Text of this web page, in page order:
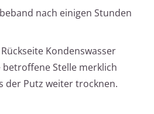
nach einigen Stunden
Kondenswasser
Stelle merklich
der Putz weiter trocknen.